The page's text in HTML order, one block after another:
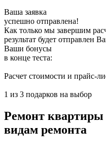
Ваша заявка
успешно отправлена!
Как только мы завершим
результат будет отправлен
Ваши бонусы
в конце теста:
Расчет стоимости и прайс-
1 из 3 подарков на выбор
Ремонт
видам ремонта